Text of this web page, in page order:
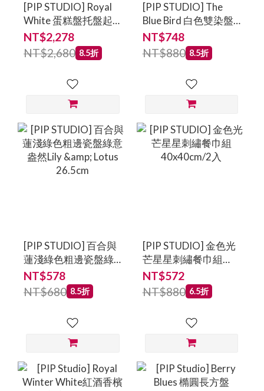
[PIP STUDIO] Royal
White 蛋糕盤托盤起
司盤分享盤
NT$2,278
NT$2,680 8.5折
[PIP STUDIO] The
Blue Bird 白色雙染盤
23cm
NT$748
NT$880 8.5折
[PIP STUDIO] 百合與
蓮淺綠色粗邊瓷盤綠
意盎然Lily & Lotus
26.5cm
NT$578
NT$680 8.5折
[PIP STUDIO] 金色光
芒星星刺繡餐巾組
40x40cm/2入
NT$572
NT$880 6.5折